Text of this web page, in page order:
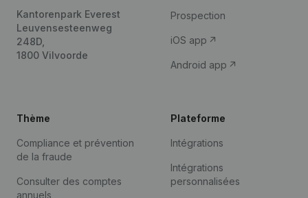
Kantorenpark Everest
Leuvensesteenweg
248D,
1800 Vilvoorde
Prospection
iOS app
Android app
Thème
Compliance et prévention
de la fraude
Consulter des comptes
annuels
Plateforme
Intégrations
Intégrations
personnalisées